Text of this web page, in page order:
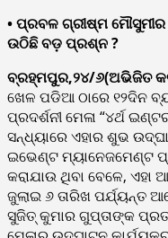
• ପ୍ରବଳ ଗ୍ରୀଷ୍ମ
ଉଠିଛି ବଡ଼ ପ୍ରଶ୍ନ ?
ବ୍ରହ୍ମପୁର,୨୪/୬(ଅଭିଜିତ
ଖେଳ ପଡିଆ ଠାରେ ୧୨ଦିନ
ପ୍ରଦର୍ଶନୀ ମେଳା “୪ର୍ଥ
ସନ୍ଧ୍ୟାରେ ଏହାର ଶୁଭ
ଇଭେଣ୍ଟ ମ୍ୟାନେଜମେଣ୍ଟ
କରାଯାଉ ଥିବା ବେଳେ,
ଜୁଲାଇ ୬ ତାରିଖ ପର୍ଯ୍ୟନ୍ତ
ସୁଜିତ୍ କୁମାର ଗୁପ୍ତାଙ୍କ